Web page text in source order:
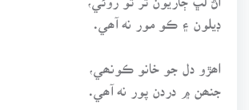
ڊيلون ۽ ڪو مور نه آھي.
اھڙو دل جو خانو ڪونھي،
جنھن ۾ دردن پور نه آھي.